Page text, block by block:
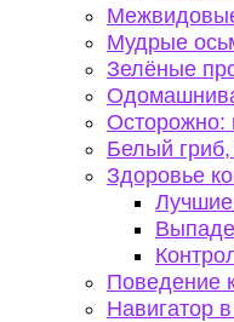
Мудрые
Зелёные
Осторожно:
Белый
Здоровье
Лучшие
Поведение
Навигатор